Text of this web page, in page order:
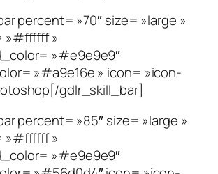
percent= »70″ size= »large »
»#ffffff »
»#e9e9e9″
»#a9e16e » icon= »icon-
gdlr_skill_bar]
percent= »85″ size= »large »
»#ffffff »
»#e9e9e9″